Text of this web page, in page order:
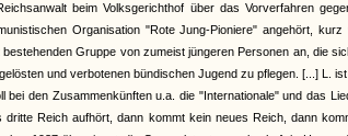
beim Volksgerichthof über das Vorverfahren
Organisation "Rote Jung-Pioniere" angehört,
Gruppe von zumeist jüngeren Personen an, die
und verbotenen bündischen Jugend zu pflegen. [...] L.
den Zusammenkünften u.a. die "Internationale" und das
Reich aufhört, dann kommt kein neues Reich, dann